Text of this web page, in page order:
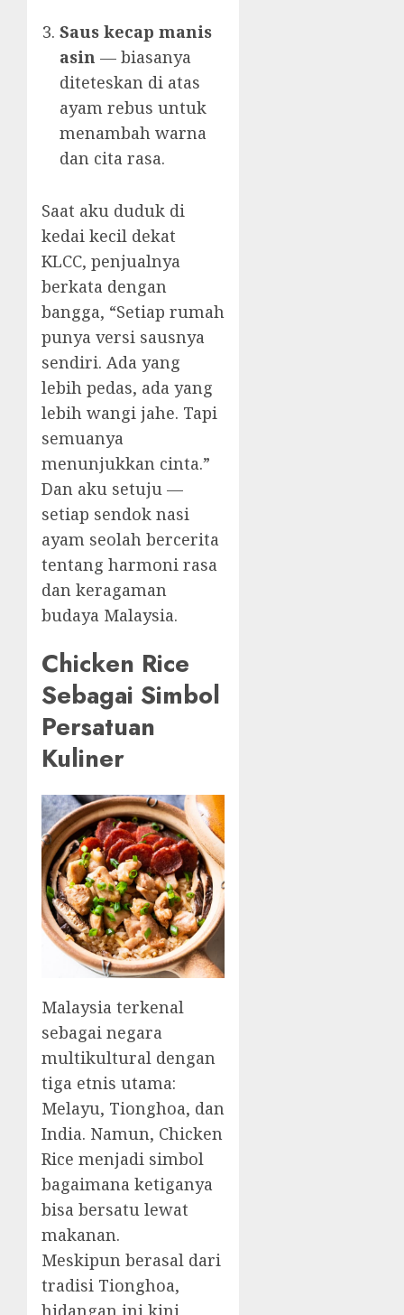
Saus kecap manis
asin — biasanya
diteteskan di atas
ayam rebus untuk
menambah warna
dan cita rasa.
Saat aku duduk di
kedai kecil dekat
KLCC, penjualnya
berkata dengan
bangga, “Setiap rumah
punya versi sausnya
sendiri. Ada yang
lebih pedas, ada yang
lebih wangi jahe. Tapi
semuanya
menunjukkan cinta.”
Dan aku setuju —
setiap sendok nasi
ayam seolah bercerita
tentang harmoni rasa
dan keragaman
budaya Malaysia.
Chicken Rice
Sebagai Simbol
Persatuan
Kuliner
Malaysia terkenal
sebagai negara
multikultural dengan
tiga etnis utama:
Melayu, Tionghoa, dan
India. Namun, Chicken
Rice menjadi simbol
bagaimana ketiganya
bisa bersatu lewat
makanan.
Meskipun berasal dari
tradisi Tionghoa,
hidangan ini kini